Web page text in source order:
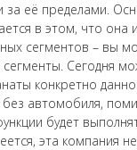
за её пределами.
в этом, что она
сегментов – вы
Сегодня
конкретно
автомобиля,
будет
эта компания